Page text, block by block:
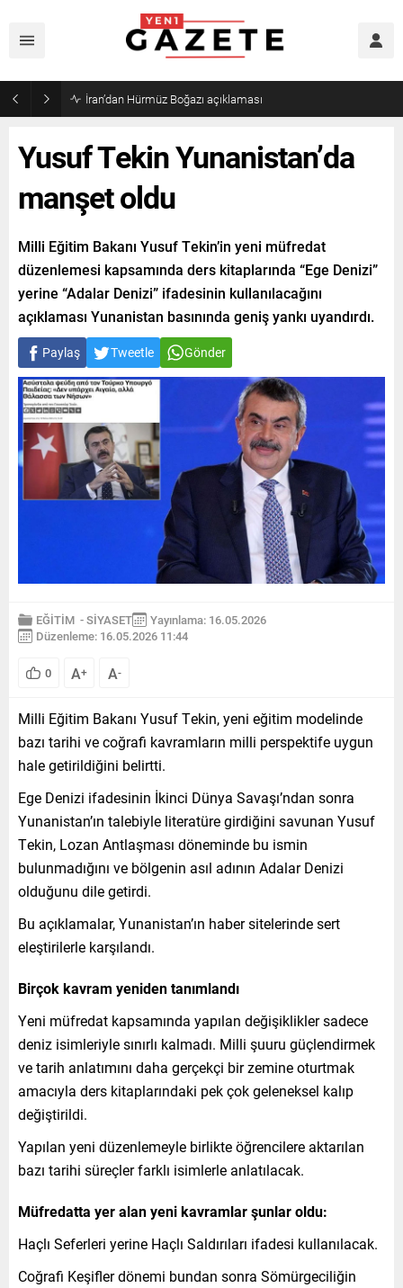
İran’dan Hürmüz Boğazı açıklaması
Yusuf Tekin Yunanistan’da
manşet oldu
Milli Eğitim Bakanı Yusuf Tekin’in yeni müfredat
düzenlemesi kapsamında ders kitaplarında “Ege Denizi”
yerine “Adalar Denizi” ifadesinin kullanılacağını
açıklaması Yunanistan basınında geniş yankı uyandırdı.
Paylaş Tweetle Gönder
EĞİTİM -SİYASET
Yayınlama: 16.05.2026
Düzenleme: 16.05.2026 11:44
0 A+ A-
Milli Eğitim Bakanı Yusuf Tekin, yeni eğitim modelinde
bazı tarihi ve coğrafi kavramların milli perspektife uygun
hale getirildiğini belirtti.
Ege Denizi ifadesinin İkinci Dünya Savaşı’ndan sonra
Yunanistan’ın talebiyle literatüre girdiğini savunan Yusuf
Tekin, Lozan Antlaşması döneminde bu ismin
bulunmadığını ve bölgenin asıl adının Adalar Denizi
olduğunu dile getirdi.
Bu açıklamalar, Yunanistan’ın haber sitelerinde sert
eleştirilerle karşılandı.
Birçok kavram yeniden tanımlandı
Yeni müfredat kapsamında yapılan değişiklikler sadece
deniz isimleriyle sınırlı kalmadı. Milli şuuru güçlendirmek
ve tarih anlatımını daha gerçekçi bir zemine oturtmak
amacıyla ders kitaplarındaki pek çok geleneksel kalıp
değiştirildi.
Yapılan yeni düzenlemeyle birlikte öğrencilere aktarılan
bazı tarihi süreçler farklı isimlerle anlatılacak.
Müfredatta yer alan yeni kavramlar şunlar oldu:
Haçlı Seferleri yerine Haçlı Saldırıları ifadesi kullanılacak.
Coğrafi Keşifler dönemi bundan sonra Sömürgeciliğin